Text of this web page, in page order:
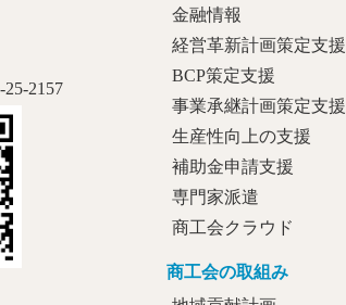
2157
金融情報
経営革新計画策定支援
BCP策定支援
事業承継計画策定支援
生産性向上の支援
補助金申請支援
専門家派遣
商工会クラウド
商工会の取組み